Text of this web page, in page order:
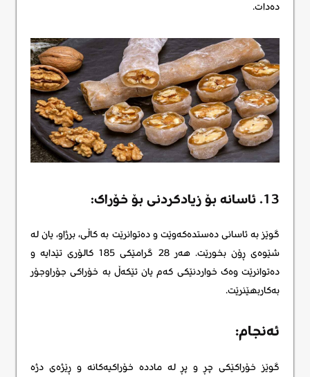
دەدات.
13. ئاسانە بۆ زیادکردنی بۆ خۆراک:
گوێز بە ئاسانی دەستدەکەوێت و دەتوانرێت بە کاڵی، برژاو، یان لە
شێوەی ڕۆن بخورێت. هەر 28 گرامێکی 185 کالۆری تێدایە و
دەتوانرێت وەک خواردنێکی کەم یان تێکەڵ بە خۆراکی جۆراوجۆر
بەکاربهێنرێت.
ئەنجام:
گوێز خۆراکێکی چڕ و پڕ لە ماددە خۆراکیەکانە و ڕێژەی دژە